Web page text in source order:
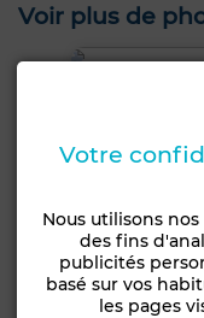
Voir plus de
Votre
Nous utilisons
des fins
publicités
basé sur vos
les pages